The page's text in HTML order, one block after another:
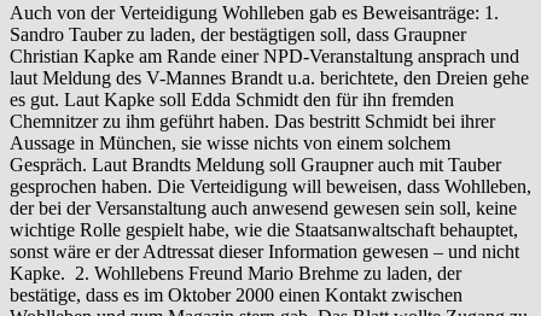
Auch von der Verteidigung Wohlleben gab es Beweisanträge: 1.
Sandro Tauber zu laden, der bestägtigen soll, dass Graupner
Christian Kapke am Rande einer NPD-Veranstaltung ansprach und
laut Meldung des V-Mannes Brandt u.a. berichtete, den Dreien gehe
es gut. Laut Kapke soll Edda Schmidt den für ihn fremden
Chemnitzer zu ihm geführt haben. Das bestritt Schmidt bei ihrer
Aussage in München, sie wisse nichts von einem solchem
Gespräch. Laut Brandts Meldung soll Graupner auch mit Tauber
gesprochen haben. Die Verteidigung will beweisen, dass Wohlleben,
der bei der Versanstaltung auch anwesend gewesen sein soll, keine
wichtige Rolle gespielt habe, wie die Staatsanwaltschaft behauptet,
sonst wäre er der Adtressat dieser Information gewesen – und nicht
Kapke. 2. Wohllebens Freund Mario Brehme zu laden, der
bestätige, dass es im Oktober 2000 einen Kontakt zwischen